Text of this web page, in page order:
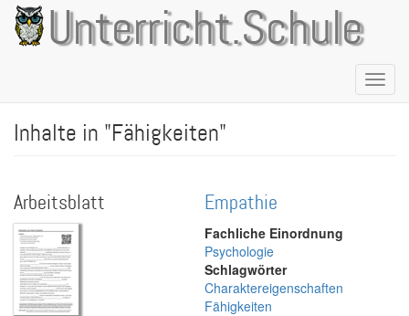
Direkt
zum
Inhalt
Unterricht.Schule
Inhalte in "Fähigkeiten"
Arbeitsblatt Empathie
Fachliche Einordnung
Psychologie
Schlagwörter
Charaktereigenschaften
Fähigkeiten